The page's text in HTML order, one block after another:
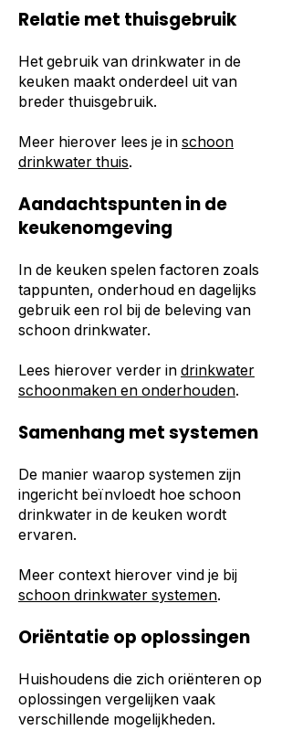
Relatie met thuisgebruik
Het gebruik van drinkwater in de
keuken maakt onderdeel uit van
breder thuisgebruik.
Meer hierover lees je in schoon
drinkwater thuis.
Aandachtspunten in de
keukenomgeving
In de keuken spelen factoren zoals
tappunten, onderhoud en dagelijks
gebruik een rol bij de beleving van
schoon drinkwater.
Lees hierover verder in drinkwater
schoonmaken en onderhouden.
Samenhang met systemen
De manier waarop systemen zijn
ingericht beïnvloedt hoe schoon
drinkwater in de keuken wordt
ervaren.
Meer context hierover vind je bij
schoon drinkwater systemen.
Oriëntatie op oplossingen
Huishoudens die zich oriënteren op
oplossingen vergelijken vaak
verschillende mogelijkheden.